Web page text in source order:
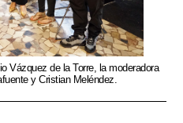
Vázquez de la Torre, la moderadora
y Cristian Meléndez.